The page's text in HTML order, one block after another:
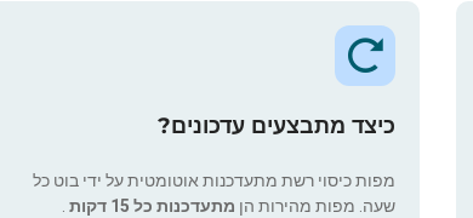
כיצד מתבצעים עדכונים?
מפות כיסוי רשת מתעדכנות אוטומטית על ידי בוט כל
שעה. מפות מהירות הן מתעדכנות כל 15 דקות